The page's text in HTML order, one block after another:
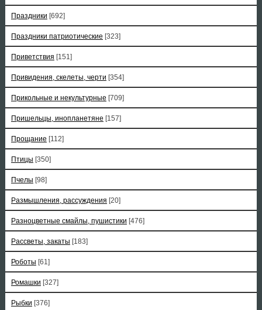
Праздники [692]
Праздники патриотические [323]
Приветствия [151]
Привидения, скелеты, черти [354]
Прикольные и некультурные [709]
Пришельцы, инопланетяне [157]
Прощание [112]
Птицы [350]
Пчелы [98]
Размышления, рассуждения [20]
Разноцветные смайлы, пушистики [476]
Рассветы, закаты [183]
Роботы [61]
Ромашки [327]
Рыбки [376]